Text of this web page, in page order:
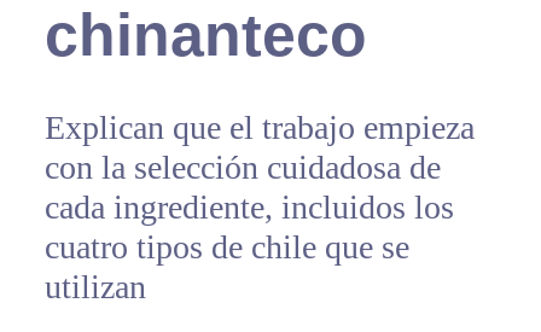
chinanteco
Explican que el trabajo empieza
con la selección cuidadosa de
cada ingrediente, incluidos los
cuatro tipos de chile que se
utilizan